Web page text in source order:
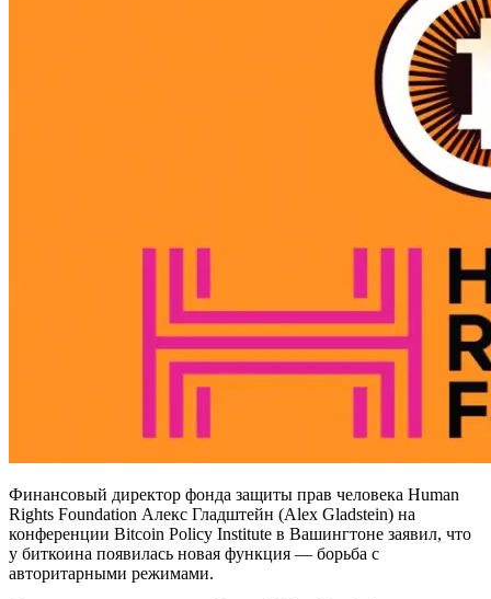
Финансовый директор фонда защиты прав человека Human
Rights Foundation Алекс Гладштейн (Alex Gladstein) на
конференции Bitcoin Policy Institute в Вашингтоне заявил, что
у биткоина появилась новая функция — борьба с
авторитарными режимами.